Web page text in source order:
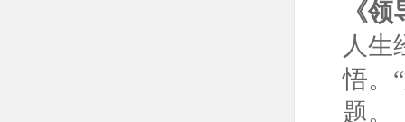
《
人生
悟。
题。